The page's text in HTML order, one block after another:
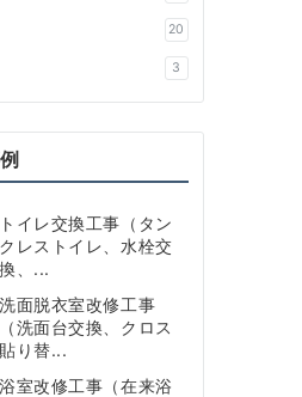
20
3
トイレ交換工事（タン
クレストイレ、水栓交
換、...
洗面脱衣室改修工事
（洗面台交換、クロス
貼り替...
浴室改修工事（在来浴